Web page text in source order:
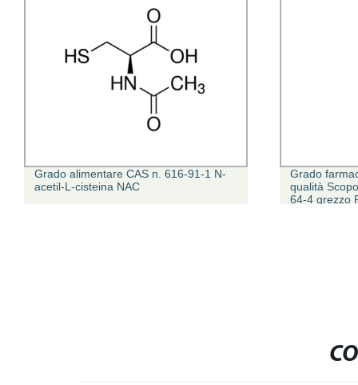
Grado alimentare CAS n. 616-91-1 N-
acetil-L-cisteina NAC
Grado
qualità
64-4 grezzo